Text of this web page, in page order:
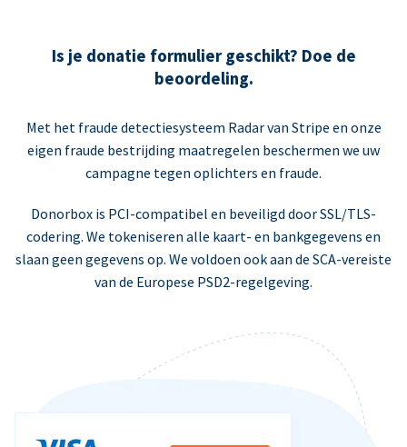
Is je donatie formulier geschikt? Doe de
beoordeling.
Met het fraude detectiesysteem Radar van Stripe en onze
eigen fraude bestrijding maatregelen beschermen we uw
campagne tegen oplichters en fraude.
Donorbox is PCI-compatibel en beveiligd door SSL/TLS-
codering. We tokeniseren alle kaart- en bankgegevens en
slaan geen gegevens op. We voldoen ook aan de SCA-vereiste
van de Europese PSD2-regelgeving.